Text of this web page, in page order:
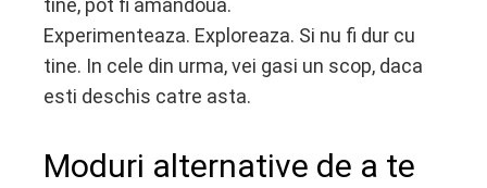
tine, pot fi amandoua.
Experimenteaza. Exploreaza. Si nu fi dur cu
tine. In cele din urma, vei gasi un scop, daca
esti deschis catre asta.
Moduri alternative de a te